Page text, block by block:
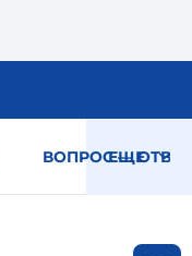
ВОПРОС — ОТВЕТ
ЕЩЕ